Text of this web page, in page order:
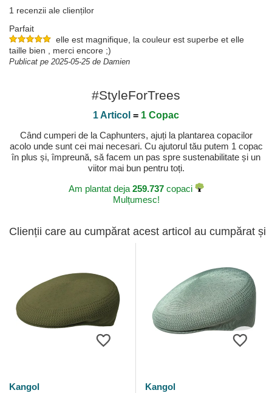
1 recenzii ale clienților
Parfait
elle est magnifique, la couleur est superbe et elle
taille bien , merci encore ;)
Publicat pe 2025-05-25 de Damien
#StyleForTrees
1 Articol = 1 Copac
Când cumperi de la Caphunters, ajuți la plantarea copacilor
acolo unde sunt cei mai necesari. Cu ajutorul tău putem 1 copac
în plus și, împreună, să facem un pas spre sustenabilitate și un
viitor mai bun pentru toți.
Am plantat deja 259.737copaci
Mulțumesc!
Clienții care au cumpărat acest articol au cumpărat și
Kangol
Kangol